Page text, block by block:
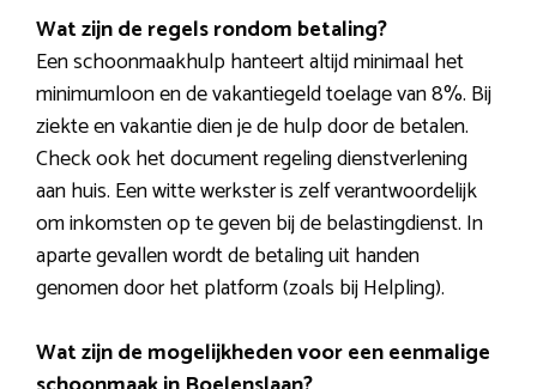
Wat zijn de regels rondom betaling?
Een schoonmaakhulp hanteert altijd minimaal het
minimumloon en de vakantiegeld toelage van 8%. Bij
ziekte en vakantie dien je de hulp door de betalen.
Check ook het document regeling dienstverlening
aan huis. Een witte werkster is zelf verantwoordelijk
om inkomsten op te geven bij de belastingdienst. In
aparte gevallen wordt de betaling uit handen
genomen door het platform (zoals bij Helpling).
Wat zijn de mogelijkheden voor een eenmalige